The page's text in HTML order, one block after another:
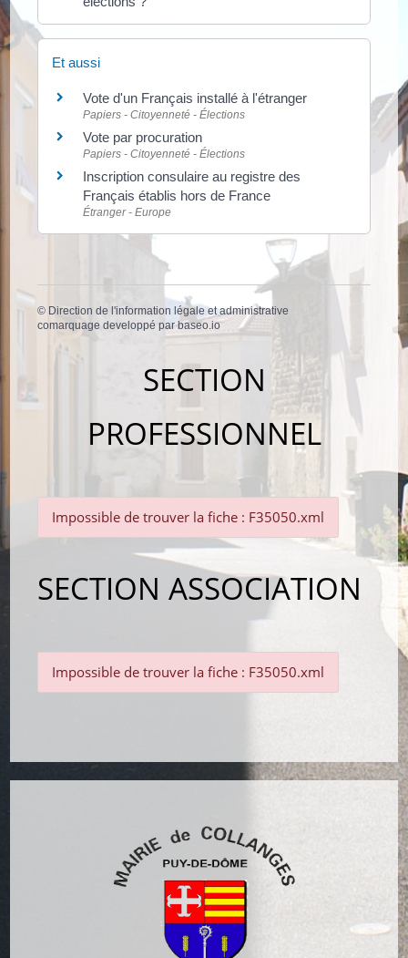
Et aussi
Vote d'un Français installé à l'étranger
Papiers - Citoyenneté - Élections
Vote par procuration
Papiers - Citoyenneté - Élections
Inscription consulaire au registre des
Français établis hors de France
Étranger - Europe
© Direction de l'information légale et administrative
comarquage developpé parbaseo.io
SECTION
PROFESSIONNEL
Impossible de trouver la fiche : F35050.xml
SECTION ASSOCIATION
Impossible de trouver la fiche : F35050.xml